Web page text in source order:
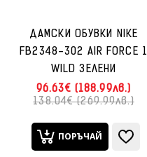
ДАМСКИ ОБУВКИ NIKE
FB2348-302 AIR FORCE 1
WILD ЗЕЛЕНИ
96.63€ (188.99лв.)
138.04€ (269.99лв.)
ПОРЪЧАЙ